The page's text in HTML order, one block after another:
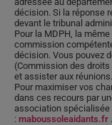
décision. Si la réponse
devant le tribunal
Pour la MDPH, la
commission
décision. Vous pouvez
(Commission des
et assister aux réunions.
Pour maximiser vos
dans ces recours par
association spécialisée
: maboussoleaidants.fr .